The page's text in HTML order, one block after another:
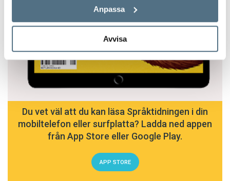
Anpassa
Avvisa
Du vet väl att du kan läsa Språktidningen i din
mobiltelefon eller surfplatta? Ladda ned appen
från App Store eller Google Play.
APP STORE